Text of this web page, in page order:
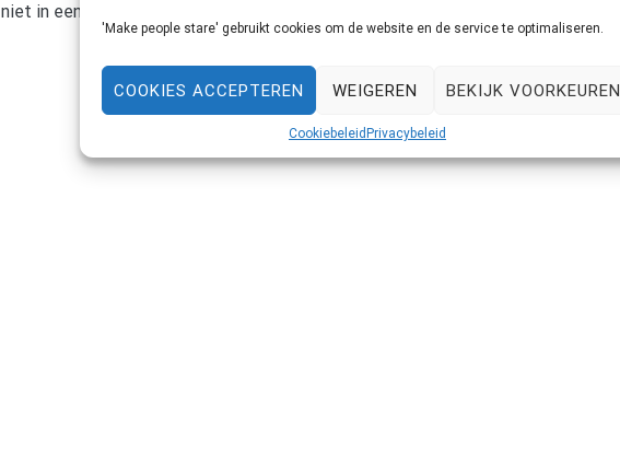
'Make people stare' gebruikt cookies om de website en de service te optimaliseren.
COOKIES ACCEPTEREN WEIGEREN BEKIJK VOORKEUREN
Cookiebeleid Privacybeleid
in een fotostudio, maar op het terrein van een